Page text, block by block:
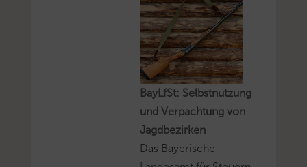
BayLfSt: Selbstnutzung
und Verpachtung von
Jagdbezirken
Das Bayerische